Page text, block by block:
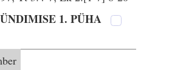
1. PÜHA